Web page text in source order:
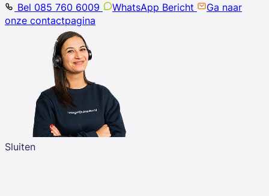
Bel 085 760 6009
WhatsApp Bericht
Ga naar
onze contactpagina
Sluiten